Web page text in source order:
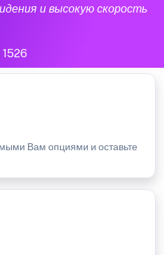
и высокую скорость
1526
Вам опциями и оставьте